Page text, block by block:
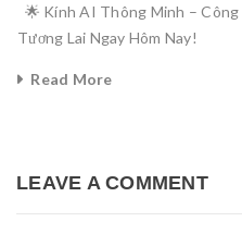
🌟 Kính AI Thông Minh – Công
Tương Lai Ngay Hôm Nay!
Read More
LEAVE A COMMENT